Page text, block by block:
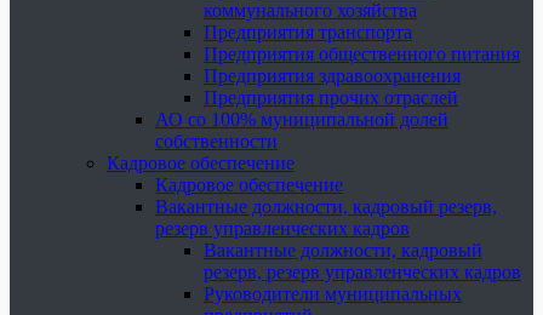
коммунального хозяйства
Предприятия транспорта
Предприятия общественного питания
Предприятия здравоохранения
Предприятия прочих отраслей
АО со 100% муниципальной долей
собственности
Кадровое обеспечение
Кадровое обеспечение
Вакантные должности, кадровый резерв,
резерв управленческих кадров
Вакантные должности, кадровый
резерв, резерв управленческих кадров
Руководители муниципальных